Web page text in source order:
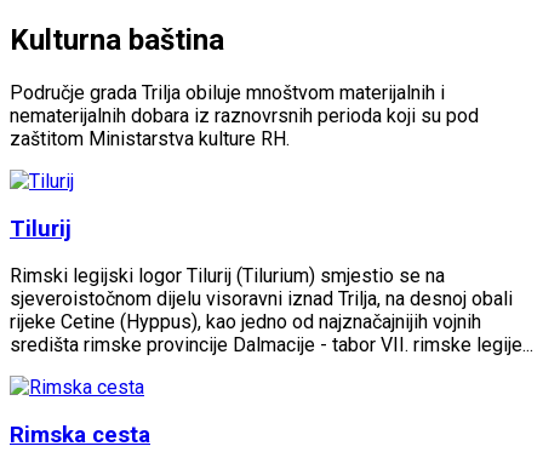
Kulturna baština
Područje grada Trilja obiluje mnoštvom materijalnih i
nematerijalnih dobara iz raznovrsnih perioda koji su pod
zaštitom Ministarstva kulture RH.
Tilurij
Rimski legijski logor Tilurij (Tilurium) smjestio se na
sjeveroistočnom dijelu visoravni iznad Trilja, na desnoj obali
rijeke Cetine (Hyppus), kao jedno od najznačajnijih vojnih
središta rimske provincije Dalmacije - tabor VII. rimske legije...
Rimska cesta